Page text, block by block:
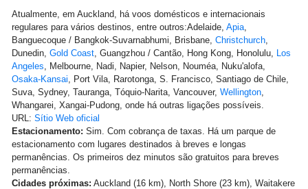
Atualmente, em Auckland, há voos domésticos e internacionais
regulares para vários destinos, entre outros:Adelaide, Apia
Banguecoque / Bangkok-Suvarnabhumi, Brisbane, Christchurch
Dunedin, Gold Coast , Guangzhou / Cantão, Hong Kong, Honolulu,
Los
Angeles , Melbourne, Nadi, Napier, Nelson, Nouméa, Nuku'alofa,
Osaka-Kansai , Port Vila, Rarotonga, S. Francisco, Santiago de Chile,
Suva, Sydney, Tauranga, Tóquio-Narita, Vancouver, Wellington
Whangarei, Xangai-Pudong, onde há outras ligações possíveis.
URL: Sítio Web oficial
Estacionamento: Sim. Com cobrança de taxas. Há um parque de
estacionamento com lugares destinados à breves e longas
permanências. Os primeiros dez minutos são gratuitos para breves
permanências.
Cidades próximas: Auckland (16 km), North Shore (23 km), Waitakere